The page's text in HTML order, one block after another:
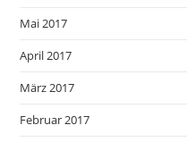
Mai 2017
April 2017
März 2017
Februar 2017